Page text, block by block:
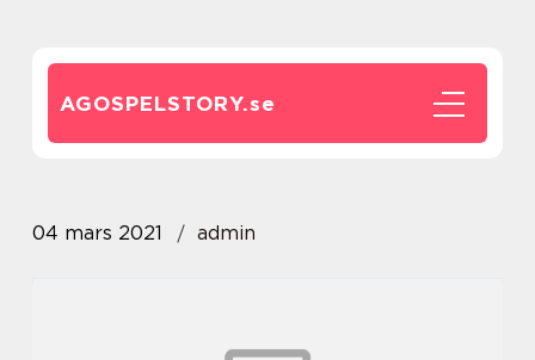
AGOSPELSTORY.se
04 mars 2021 admin